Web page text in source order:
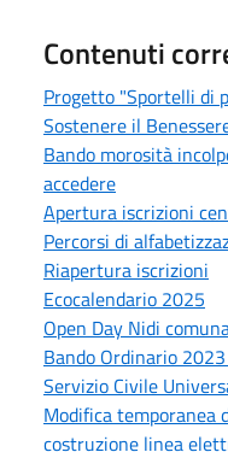
Contenuti
Progetto "Sportelli di
Sostenere il
Bando morosità
accedere
Apertura iscrizioni
Percorsi di
Riapertura iscrizioni
Ecocalendario 2025
Open Day Nidi
Bando Ordinario
Servizio Civile
Modifica temporanea
costruzione linea